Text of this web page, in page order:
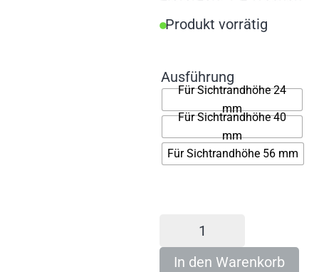
Produkt vorrätig
Ausführung
Für Sichtrandhöhe 24
mm
Für Sichtrandhöhe 40
mm
Für Sichtrandhöhe 56 mm
In den Warenkorb